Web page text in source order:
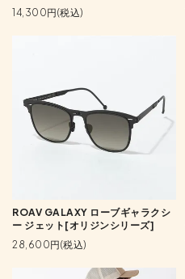
14,300円(税込)
ROAV GALAXY ローブギャラクシ
ー ジェット[オリジンシリーズ]
28,600円(税込)